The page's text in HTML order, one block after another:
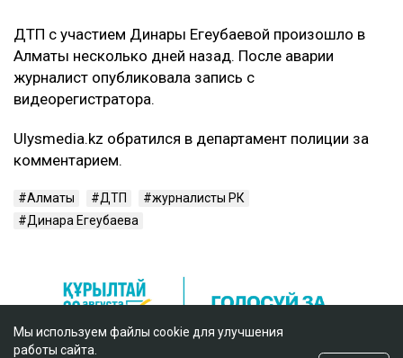
ДТП с участием Динары Егеубаевой произошло в
Алматы несколько дней назад. После аварии
журналист опубликовала запись с
видеорегистратора.
Ulysmedia.kz обратился в департамент полиции за
комментарием.
Алматы ДТП
журналисты РК
Динара Егеубаева
Мы используем файлы cookie для улучшения
работы сайта.